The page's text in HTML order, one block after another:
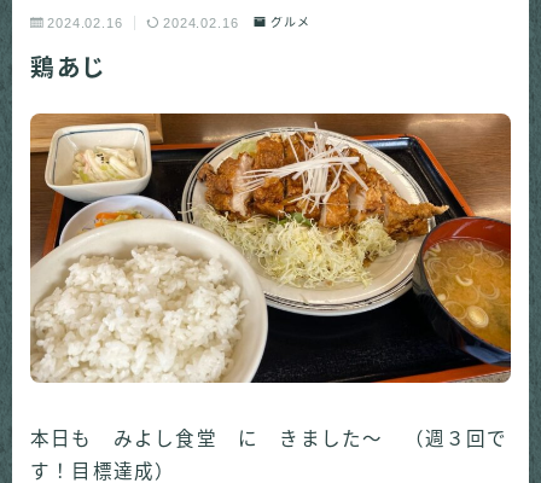
2024.02.16 2024.02.16 グルメ
鶏あじ
本日も みよし食堂 に きました～ （週３回で
す！目標達成）